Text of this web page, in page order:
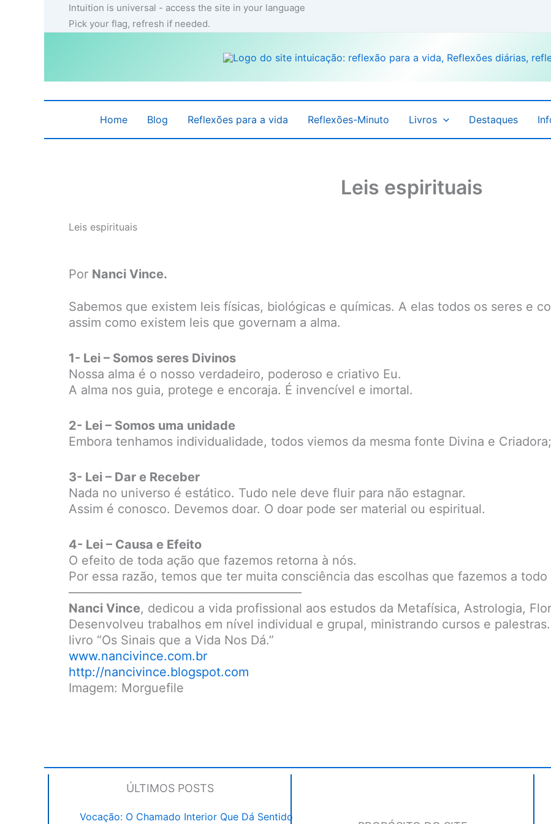
Intuition is universal - access the site in your language
Pick your flag, refresh if needed.
Home Blog Reflexões para a vida Reflexões-Minuto Livros Destaques
Leis espirituais
Leis espirituais
Por Nanci Vince.
Sabemos que existem leis físicas, biológicas e químicas. A elas todos os seres e
assim como existem leis que governam a alma.
1- Lei – Somos seres Divinos
Nossa alma é o nosso verdadeiro, poderoso e criativo Eu.
A alma nos guia, protege e encoraja. É invencível e imortal.
2- Lei – Somos uma unidade
Embora tenhamos individualidade, todos viemos da mesma fonte Divina e
3- Lei – Dar e Receber
Nada no universo é estático. Tudo nele deve fluir para não estagnar.
Assim é conosco. Devemos doar. O doar pode ser material ou espiritual.
4- Lei – Causa e Efeito
O efeito de toda ação que fazemos retorna à nós.
Por essa razão, temos que ter muita consciência das escolhas que fazemos a
———————————————————
Nanci Vince, dedicou a vida profissional aos estudos da Metafísica, Astrologia,
Desenvolveu trabalhos em nível individual e grupal, ministrando cursos e
livro “Os Sinais que a Vida Nos Dá.”
www.nancivince.com.br
http://nancivince.blogspot.com
Imagem: Morguefile
ÚLTIMOS POSTS
Vocação: O Chamado Interior Que Dá Sentido